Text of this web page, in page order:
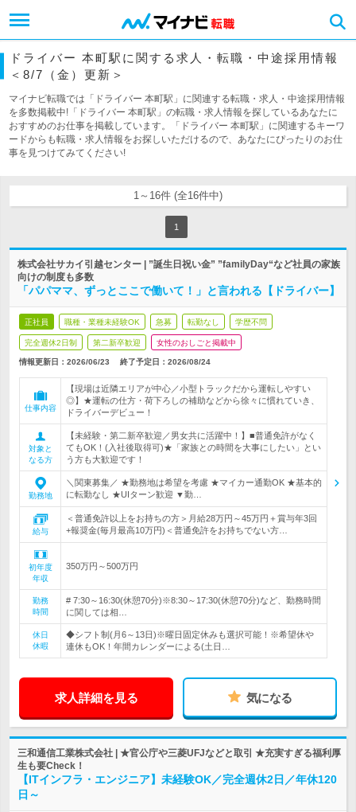
ドライバー 本町駅に関する求人・転職・中途採用情報
＜8/7（金）更新＞
マイナビ転職では「ドライバー 本町駅」に関連する転職・求人・中途採用情報
を多数掲載中!「ドライバー 本町駅」の転職・求人情報を探しているあなたに
おすすめのお仕事を掲載しています。「ドライバー 本町駅」に関連するキーワ
ードからも転職・求人情報をお探しいただけるので、あなたにぴったりのお仕
事を見つけてみてください!
1～16件 (全16件中)
1
株式会社サカイ引越センター | ”誕生日祝い金” ”familyDay“など社員の家族
向けの制度も多数
「パパママ、ずっとここで働いて！」と言われる【ドライバー】
正社員 職種・業種未経験OK 急募 転勤なし 学歴不問
完全週休2日制 第二新卒歓迎 女性のおしごと掲載中
情報更新日：2026/06/23 終了予定日： 2026/08/24
仕事内容
【現場は近隣エリアが中心／小型トラックだから運転しやすい
◎】★運転の仕方・荷下ろしの補助などから徐々に慣れていき、
ドライバーデビュー！
対象と
なる方
【未経験・第二新卒歓迎／男女共に活躍中！】■普通免許がなく
てもOK！(入社後取得可)★「家族との時間を大事にしたい」とい
う方も大歓迎です！
勤務地
＼関東募集／ ★勤務地は希望を考慮 ★マイカー通勤OK ★基本的
に転勤なし ★UIターン歓迎 ▼勤…
給与
＜普通免許以上をお持ちの方＞月給28万円～45万円＋賞与年3回
+報奨金(毎月最高10万円)＜普通免許をお持ちでない方…
初年度
年収
350万円～500万円
勤務
時間
# 7:30～16:30(休憩70分)※8:30～17:30(休憩70分)など、勤務時間
に関しては相…
休日
休暇
◆シフト制(月6～13日)※曜日固定休みも選択可能！※希望休や
連休もOK！年間カレンダーによる(土日…
求人詳細を見る 気になる
三和通信工業株式会社 | ★官公庁や三菱UFJなどと取引 ★充実すぎる福利厚
生も要Check！
【ITインフラ・エンジニア】未経験OK／完全週休2日／年休120
日～